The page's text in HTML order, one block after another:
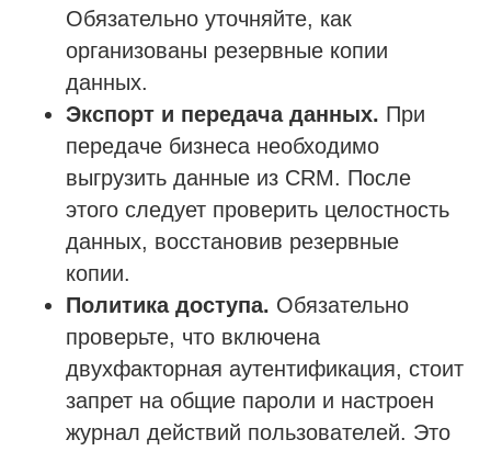
Обязательно уточняйте, как
организованы резервные копии
данных.
Экспорт и передача данных. При
передаче бизнеса необходимо
выгрузить данные из CRM. После
этого следует проверить целостность
данных, восстановив резервные
копии.
Политика доступа. Обязательно
проверьте, что включена
двухфакторная аутентификация, стоит
запрет на общие пароли и настроен
журнал действий пользователей. Это